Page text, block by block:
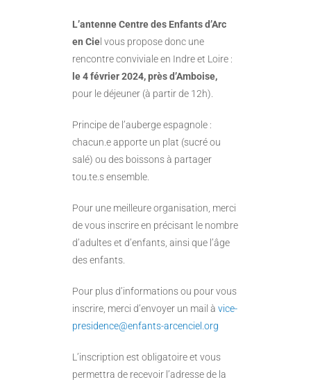
L’antenne Centre des Enfants d’Arc
en Cie l vous propose donc une
rencontre conviviale en Indre et Loire :
le 4 février 2024, près d’Amboise,
pour le déjeuner (à partir de 12h).
Principe de l’auberge espagnole :
chacun.e apporte un plat (sucré ou
salé) ou des boissons à partager
tou.te.s ensemble.
Pour une meilleure organisation, merci
de vous inscrire en précisant le nombre
d’adultes et d’enfants, ainsi que l’âge
des enfants.
Pour plus d’informations ou pour vous
inscrire, merci d’envoyer un mail à vice-
presidence@enfants-arcenciel.org
L’inscription est obligatoire et vous
permettra de recevoir l’adresse de la